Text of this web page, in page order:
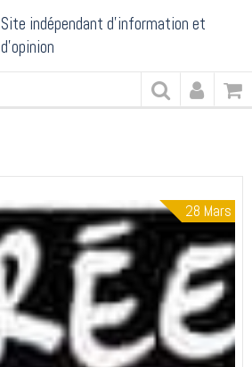
Site indépendant d'information et
d'opinion
28 Mars